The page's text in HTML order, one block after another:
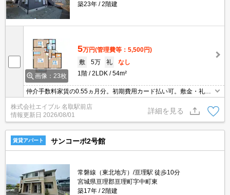
築23年
2階建
画像：23枚
5万円(管理費等：5,500円)
敷
5万 礼
なし
1階
2LDK 54m²
仲介手数料家賃の0.55ヵ月分。初期費用カード払い可。敷金・礼金
なし。追焚き機能付バス。シャワー付独立洗面台。TVインターホン
付き。インターネット無料使い放題。デジタルロックキー対応。
株式会社エイブル 名取駅前店
情報更新日 2026/08/01
詳細を見る
賃貸アパート サンコーポ2号館
常磐線（東北地方）/亘理駅 徒歩10分
宮城県亘理郡亘理町字中町東
築17年
2階建